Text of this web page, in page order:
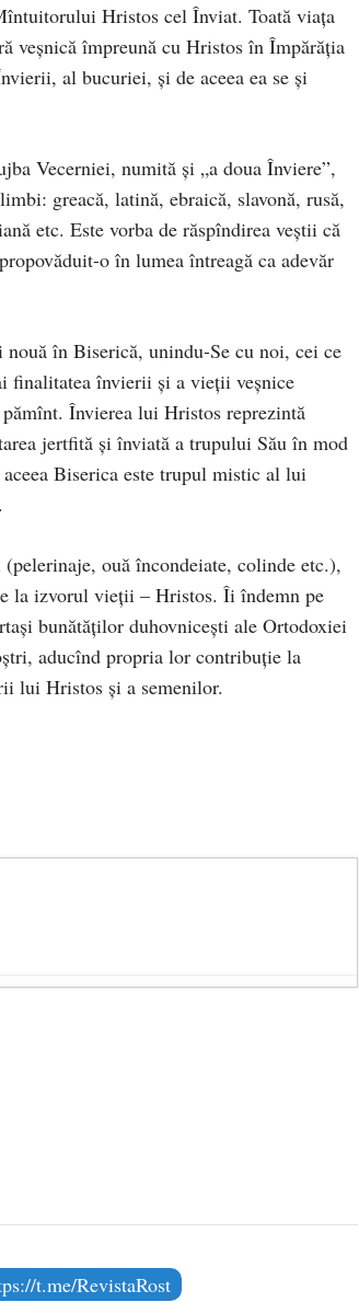
Hristos cel Înviat. Toată viaţa
veşnică împreună cu Hristos în Împărăţia
al bucuriei, şi de aceea ea se şi
Vecerniei, numită şi „a doua Înviere”,
greacă, latină, ebraică, slavonă, rusă,
etc. Este vorba de răspîndirea veştii că
o în lumea întreagă ca adevăr
în Biserică, unindu-Se cu noi, cei ce
finalitatea învierii şi a vieţii veşnice
Învierea lui Hristos reprezintă
jertfită şi înviată a trupului Său în mod
Biserica este trupul mistic al lui
ouă încondeiate, colinde etc.),
la izvorul vieţii – Hristos. Îi îndemn pe
bunătăţilor duhovniceşti ale Ortodoxiei
aducînd propria lor contribuţie la
lui Hristos şi a semenilor.
Volodymyr Zelensky
înlăturat din Iași
t.me/RevistaRost